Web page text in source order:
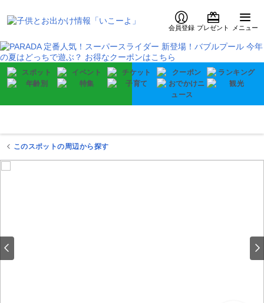
会員登録 プレゼント メニュー
このスポットの周辺から探す